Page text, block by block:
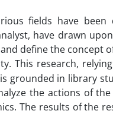
fields have been
have drawn
define the concept
This research,
grounded in library
the actions of
The results of the